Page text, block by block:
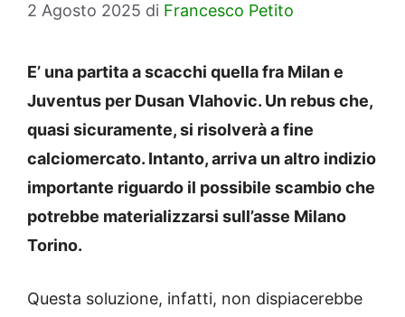
2 Agosto 2025 di Francesco Petito
E’ una partita a scacchi quella fra Milan e
Juventus per Dusan Vlahovic. Un rebus che,
quasi sicuramente, si risolverà a fine
calciomercato. Intanto, arriva un altro indizio
importante riguardo il possibile scambio che
potrebbe materializzarsi sull’asse Milano
Torino.
Questa soluzione, infatti, non dispiacerebbe